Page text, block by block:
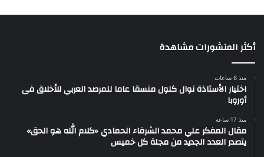
أكثر المنشورات مشاهدة
منذ 6 ساعات
اختيار الأستاذة نوال كلول منسقا عاما للمرصد العربي للأخلاق فى
أوروبا
منذ 17 ساعة
مقال المفكر علي محمد الشرفاء الحمادي «كلام الله هو الحق»
يتصدر العدد الجديد من مجلة كل خميس